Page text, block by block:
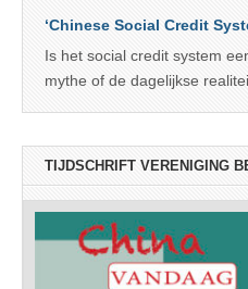
‘Chinese Social Credit
Is het social credit system
mythe of de dagelijkse
TIJDSCHRIFT VERENIGING